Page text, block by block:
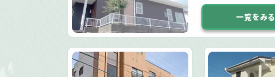
一覧をみる